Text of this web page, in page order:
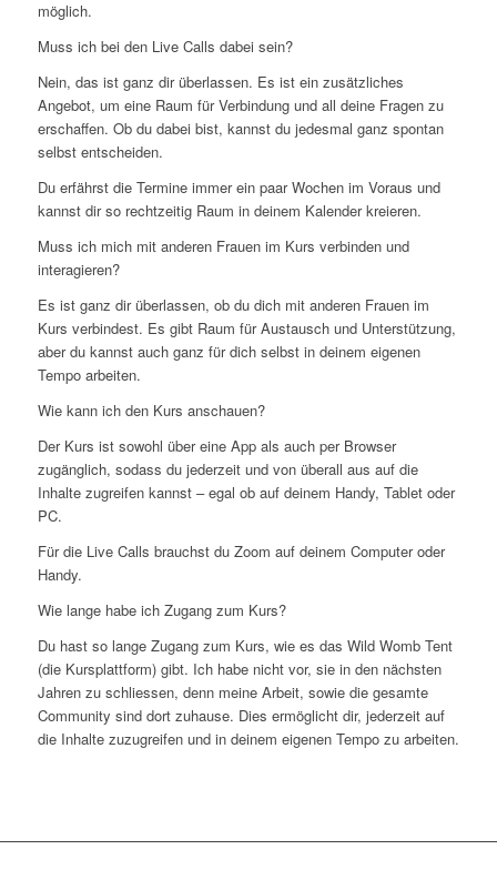
möglich.
Muss ich bei den Live Calls dabei sein?
Nein, das ist ganz dir überlassen. Es ist ein zusätzliches
Angebot, um eine Raum für Verbindung und all deine Fragen zu
erschaffen. Ob du dabei bist, kannst du jedesmal ganz spontan
selbst entscheiden.
Du erfährst die Termine immer ein paar Wochen im Voraus und
kannst dir so rechtzeitig Raum in deinem Kalender kreieren.
Muss ich mich mit anderen Frauen im Kurs verbinden und
interagieren?
Es ist ganz dir überlassen, ob du dich mit anderen Frauen im
Kurs verbindest. Es gibt Raum für Austausch und Unterstützung,
aber du kannst auch ganz für dich selbst in deinem eigenen
Tempo arbeiten.
Wie kann ich den Kurs anschauen?
Der Kurs ist sowohl über eine App als auch per Browser
zugänglich, sodass du jederzeit und von überall aus auf die
Inhalte zugreifen kannst – egal ob auf deinem Handy, Tablet oder
PC.
Für die Live Calls brauchst du Zoom auf deinem Computer oder
Handy.
Wie lange habe ich Zugang zum Kurs?
Du hast so lange Zugang zum Kurs, wie es das Wild Womb Tent
(die Kursplattform) gibt. Ich habe nicht vor, sie in den nächsten
Jahren zu schliessen, denn meine Arbeit, sowie die gesamte
Community sind dort zuhause. Dies ermöglicht dir, jederzeit auf
die Inhalte zuzugreifen und in deinem eigenen Tempo zu arbeiten.